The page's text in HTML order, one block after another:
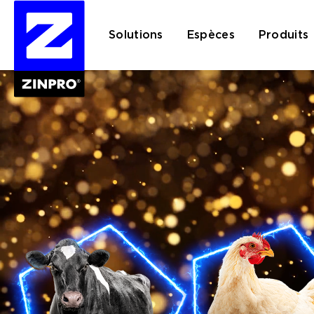
Solutions Espèces Produits
Rechercher :